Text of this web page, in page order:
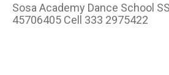
Sosa Academy Dance School
45706405 Cell 333 2975422